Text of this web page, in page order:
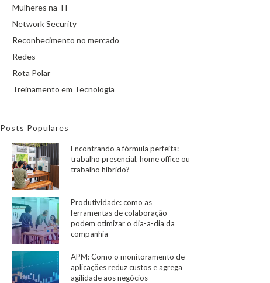
Mulheres na TI
Network Security
Reconhecimento no mercado
Redes
Rota Polar
Treinamento em Tecnologia
Posts Populares
Encontrando a fórmula perfeita:
trabalho presencial, home office ou
trabalho híbrido?
Produtividade: como as
ferramentas de colaboração
podem otimizar o dia-a-dia da
companhia
APM: Como o monitoramento de
aplicações reduz custos e agrega
agilidade aos negócios